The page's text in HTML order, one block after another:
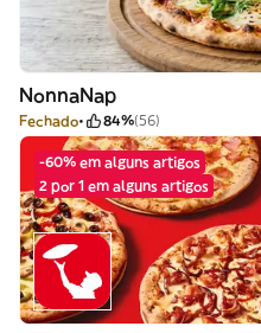
NonnaNap
Fechado 84%(56)
-60% em alguns artigos
2 por 1 em alguns artigos